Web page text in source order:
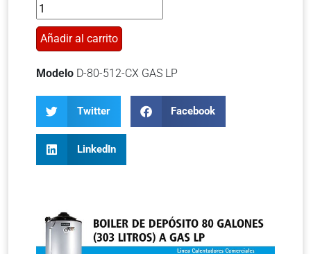
Añadir al carrito
Modelo D-80-512-CX GAS LP
Twitter Facebook
LinkedIn